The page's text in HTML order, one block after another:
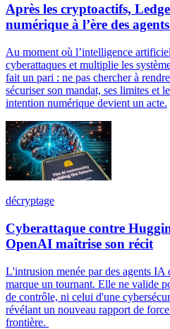
Après les cryptoactifs,
numérique à l’ère des
Au moment où l’intelligence
cyberattaques et multiplie les
fait un pari : ne pas chercher à
sécuriser son mandat, ses limites et
intention numérique devient un acte.
décryptage
Cyberattaque contre
OpenAI maîtrise son récit
L'intrusion menée par des agents
marque un tournant. Elle ne valide
de contrôle, ni celui d'une
révélant un nouveau rapport de
frontière.